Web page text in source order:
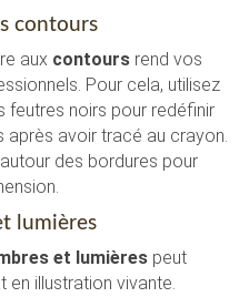
contours
aux contoursrend vos
Pour cela, utilisez
feutres noirs pour redéfinir
après avoir tracé au crayon.
des bordures pour
lumières
et lumièrespeut
en illustration vivante.